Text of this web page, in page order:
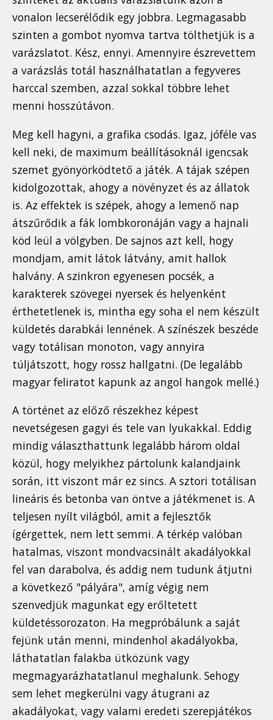
vonalon lecserélődik egy jobbra. Legmagasabb
szinten a gombot nyomva tartva tölthetjük is a
varázslatot. Kész, ennyi. Amennyire észrevettem
a varázslás totál használhatatlan a fegyveres
harccal szemben, azzal sokkal többre lehet
menni hosszútávon.
Meg kell hagyni, a grafika csodás. Igaz, jóféle vas
kell neki, de maximum beállításoknál igencsak
szemet gyönyörködtető a játék. A tájak szépen
kidolgozottak, ahogy a növényzet és az állatok
is. Az effektek is szépek, ahogy a lemenő nap
átszűrődik a fák lombkoronáján vagy a hajnali
köd leül a völgyben. De sajnos azt kell, hogy
mondjam, amit látok látvány, amit hallok
halvány. A szinkron egyenesen pocsék, a
karakterek szövegei nyersek és helyenként
érthetetlenek is, mintha egy soha el nem készült
küldetés darabkái lennének. A színészek beszéde
vagy totálisan monoton, vagy annyira
túljátszott, hogy rossz hallgatni. (De legalább
magyar feliratot kapunk az angol hangok mellé.)
A történet az előző részekhez képest
nevetségesen gagyi és tele van lyukakkal. Eddig
mindig választhattunk legalább három oldal
közül, hogy melyikhez pártolunk kalandjaink
során, itt viszont már ez sincs. A sztori totálisan
lineáris és betonba van öntve a játékmenet is. A
teljesen nyílt világból, amit a fejlesztők
ígérgettek, nem lett semmi. A térkép valóban
hatalmas, viszont mondvacsinált akadályokkal
fel van darabolva, és addig nem tudunk átjutni
a következő "pályára", amíg végig nem
szenvedjük magunkat egy erőltetett
küldetéssorozaton. Ha megpróbálunk a saját
fejünk után menni, mindenhol akadályokba,
láthatatlan falakba ütközünk vagy
megmagyarázhatatlanul meghalunk. Sehogy
sem lehet megkerülni vagy átugrani az
akadályokat, vagy valami eredeti szerepjátékos